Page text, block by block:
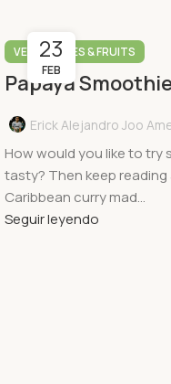
23
FEB
VEGETABLES & FRUITS
Papaya
Erick Alejandro Joo
How would you like to try
tasty? Then keep
Caribbean curry mad...
Seguir leyendo